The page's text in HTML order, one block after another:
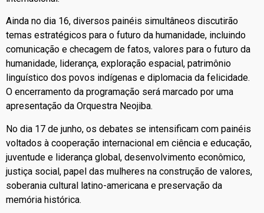
Ainda no dia 16, diversos painéis simultâneos discutirão
temas estratégicos para o futuro da humanidade, incluindo
comunicação e checagem de fatos, valores para o futuro da
humanidade, liderança, exploração espacial, patrimônio
linguístico dos povos indígenas e diplomacia da felicidade.
O encerramento da programação será marcado por uma
apresentação da Orquestra Neojiba.
No dia 17 de junho, os debates se intensificam com painéis
voltados à cooperação internacional em ciência e educação,
juventude e liderança global, desenvolvimento econômico,
justiça social, papel das mulheres na construção de valores,
soberania cultural latino-americana e preservação da
memória histórica.